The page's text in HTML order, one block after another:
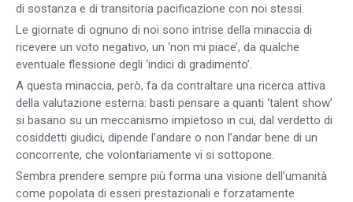
di sostanza e di transitoria pacificazione con noi stessi.
Le giornate di ognuno di noi sono intrise della minaccia di
ricevere un voto negativo, un ‘non mi piace’, da qualche
eventuale flessione degli ‘indici di gradimento’.
A questa minaccia, però, fa da contraltare una ricerca attiva
della valutazione esterna: basti pensare a quanti ‘talent show’
si basano su un meccanismo impietoso in cui, dal verdetto di
cosiddetti giudici, dipende l’andare o non l’andar bene di un
concorrente, che volontariamente vi si sottopone.
Sembra prendere sempre più forma una visione dell’umanità
come popolata di esseri prestazionali e forzatamente